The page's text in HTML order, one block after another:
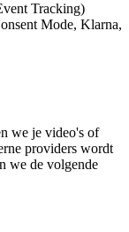
Tracking)
Mode, Klarna,
we je video's of
providers wordt
we de volgende